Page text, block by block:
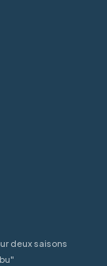
deux saisons